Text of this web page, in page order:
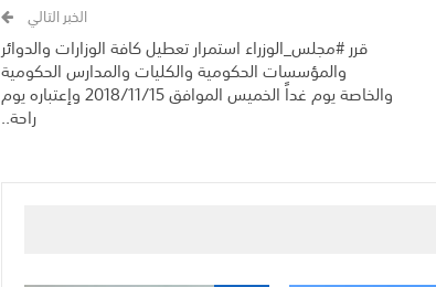
الخبر التالي
‏قرر ⁧‫#مجلس_الوزراء‬⁩ استمرار تعطيل كافة الوزارات والدوائر
والمؤسسات الحكومية والكليات والمدارس الحكومية
والخاصة يوم غداً الخميس الموافق 2018/11/15 وإعتباره يوم
راحة..